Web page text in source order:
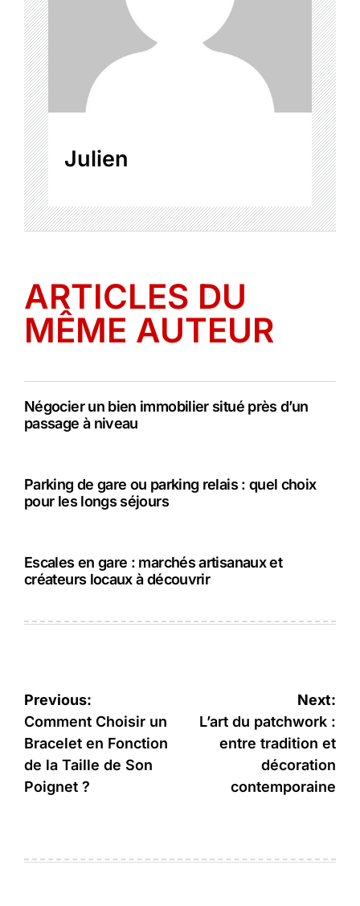
Julien
ARTICLES DU
MÊME AUTEUR
Négocier un bien immobilier situé près d’un
passage à niveau
Parking de gare ou parking relais : quel choix
pour les longs séjours
Escales en gare : marchés artisanaux et
créateurs locaux à découvrir
Navigation
de
l’article
Previous:
Comment Choisir un
Bracelet en Fonction
de la Taille de Son
Poignet ?
Next:
L’art du patchwork :
entre tradition et
décoration
contemporaine